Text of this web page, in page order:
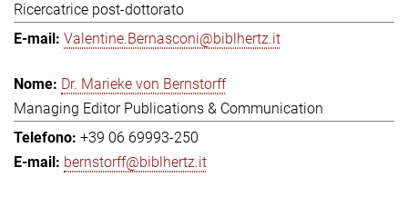
Ricercatrice post-dottorato
Valentine.Bernasconi@biblhertz.it
Dr. Marieke von Bernstorff
Managing Editor Publications & Communication
+39 06 69993-250
bernstorff@biblhertz.it